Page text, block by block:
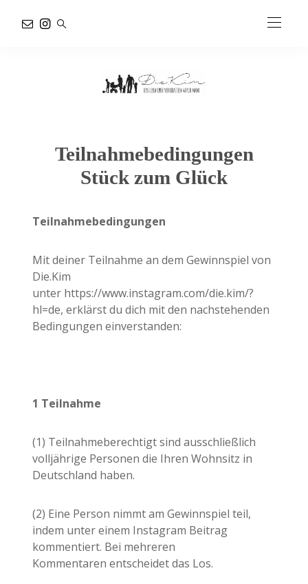
Teilnahmebedingungen
Stück zum Glück
Teilnahmebedingungen
Mit deiner Teilnahme an dem Gewinnspiel von
Die.Kim
unter https://www.instagram.com/die.kim/?
hl=de, erklärst du dich mit den nachstehenden
Bedingungen einverstanden:
1 Teilnahme
(1) Teilnahmeberechtigt sind ausschließlich
volljährige Personen die Ihren Wohnsitz in
Deutschland haben.
(2) Eine Person nimmt am Gewinnspiel teil,
indem unter einem Instagram Beitrag
kommentiert. Bei mehreren
Kommentaren entscheidet das Los.